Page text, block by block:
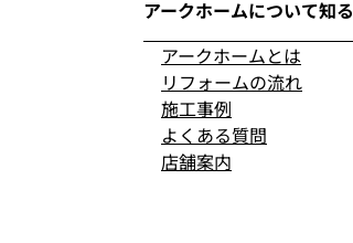
アークホームについて知る
アークホームとは
リフォームの流れ
施工事例
よくある質問
店舗案内